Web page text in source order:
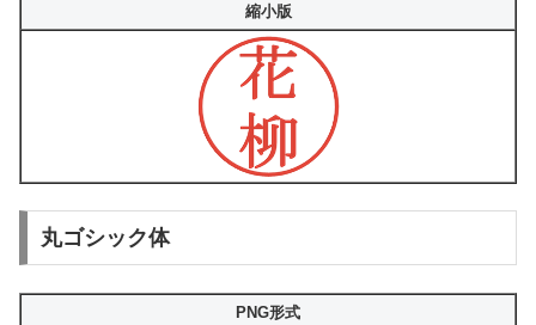
縮小版
丸ゴシック体
PNG形式